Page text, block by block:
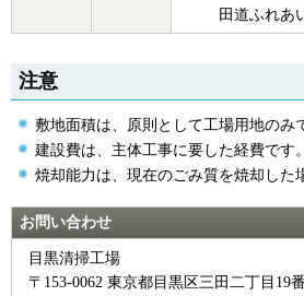
田道ふれあ
注意
敷地面積は、原則として工場用地のみ
建設費は、主体工事に要した経費です。
焼却能力は、現在のごみ質を焼却した
お問い合わせ
目黒清掃工場
〒153-0062 東京都目黒区三田二丁目19